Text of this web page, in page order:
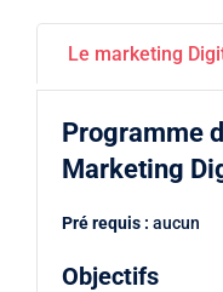
Le marketing
Programme
Marketing
Pré requis : aucun
Objectifs